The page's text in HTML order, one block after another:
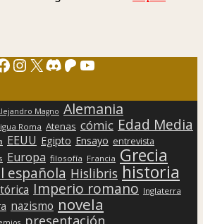
Instagram
X Discord
Patreon
YouTube
Magno Alemania
Roma Atenas cómic Edad Media
EEUU Egipto Ensayo entrevista
Europa filosofía Francia Grecia
española Hislibris historia
Imperio romano Inglaterra
nazismo novela